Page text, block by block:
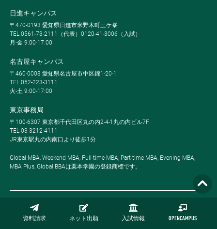
資料請求 ネット出願 入試情報 OPENCAMPUS
日進キャンパス
〒470-0193 愛知県日進市米野木町三ケ峯
TEL 0561-73-2111（代表）0120-41-3006（入試）
月-金 9:00-17:00
名古屋キャンパス
〒460-0003 愛知県名古屋市中区錦1-20-1
TEL 052-223-3111
火-土 9:00-17:00
東京事務局
〒100-6307 東京都千代田区丸の内2-4-1丸の内ビル7F
TEL 03-3212-4111
JR東京駅丸の内南口より徒歩1分
Global MBA, Weekend MBA, Full-time MBA, Part-time MBA, Evening MBA,
MBA Plus, Global BBAは栗本学園の登録商標です。
サイトマップ